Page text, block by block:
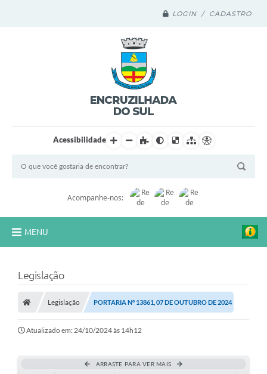
LOGIN / CADASTRO
Acessibilidade
Acompanhe-nos:
MENU
A Prefeitura
Município
Turismo
Transparência
Legislação
Legislação PORTARIA Nº 13861, 07 DE OUTUBRO DE 2024
Atualizado em: 24/10/2024 às 14h12
ARRASTE PARA VER MAIS